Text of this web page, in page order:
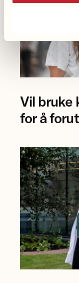
av
forsker
Aamodt
på
Rikshospitalet.
Vil bruke
for å